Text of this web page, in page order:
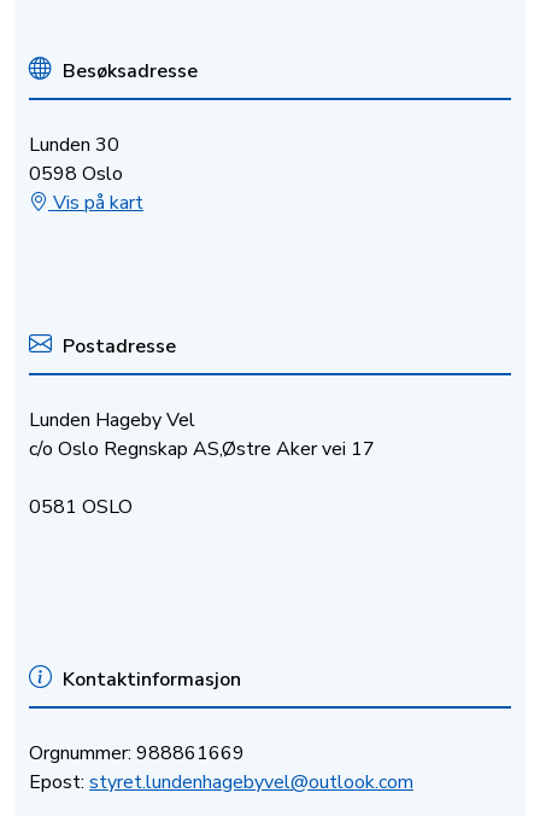
Besøksadresse
Lunden 30
0598 Oslo
Vis på kart
Postadresse
Lunden Hageby Vel
c/o Oslo Regnskap AS,Østre Aker vei 17
0581 OSLO
Kontaktinformasjon
Orgnummer: 988861669
Epost: styret.lundenhagebyvel@outlook.com